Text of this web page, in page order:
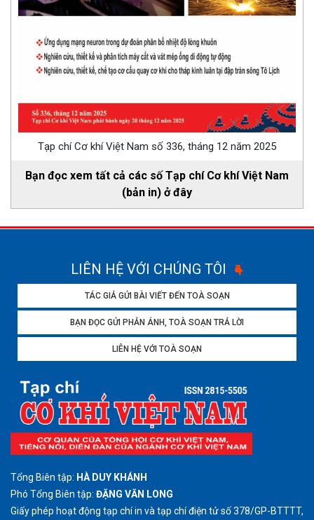
Tạp chí Cơ khí Việt Nam số 336, tháng 12 năm 2025
Bạn đọc xem tất cả các số Tạp chí Cơ khí Việt Nam
(bản in) ở đây
LIÊN HỆ VỚI CHÚNG TÔI
TÁC GIẢ GỬI BÀI VIẾT ĐẾN TOÀ SOẠN
BẠN ĐỌC GỬI PHẢN ÁNH, TOÀ SOẠN TRẢ LỜI
LIÊN HỆ VỚI TOÀ SOẠN
Tổng Biên tập: HÀ DUY KHÁNH
Phó Tổng Biên tập: ĐẶNG VĂN LONG
Giấy phép hoạt động tạp chí in và tạp chí điện tử số 378/GP-BTTTT,